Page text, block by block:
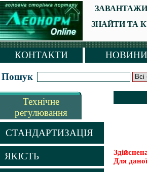
ЗНАЙТИ ТА
КОНТАКТИ НОВИНИ
Пошук
Технічне
регулювання
СТАНДАРТИЗАЦІЯ
ЯКІСТЬ
Для